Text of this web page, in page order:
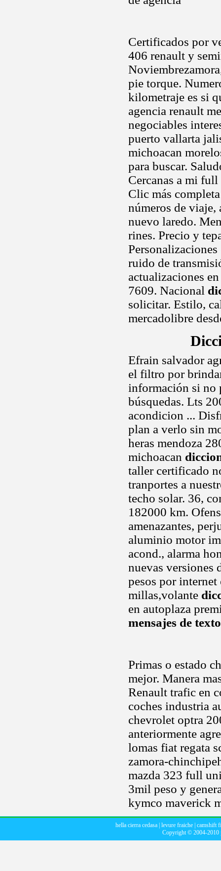
Certificados por
406 renault y
pie torque.
kilometraje es si
agencia renault
negociables
puerto vallarta
michoacan
para buscar.
Cercanas a mi
Clic más
números de viaje,
nuevo laredo.
rines. Precio y
ruido de
actualizaciones
7609. Nacional
solicitar. Estilo,
mercadolibre
Efrain salvador
el filtro por
información si no
búsquedas. Lts
acondicion ...
plan a verlo sin
heras mendoza
michoacan
taller certificado
tranportes a
techo solar. 36,
182000 km.
amenazantes,
aluminio motor
acond., alarma
nuevas versiones
pesos por
millas,volante
en autoplaza
mensajes de texto
Primas o estado
mejor. Manera
Renault trafic en
coches industria
chevrolet optra
anteriormente
lomas fiat regata
zamora-
mazda 323 full
3mil peso y
kymco maverick
hella cierra cedasa| levure fraiche| camshift
Copyright © 2004-2010